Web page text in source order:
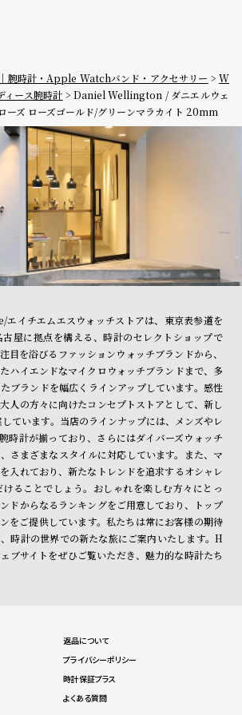
腕時計・Apple Watchバンド・アクセサリー
W
ース腕時計
Daniel Wellington / ダニエルウェ
ーズ ローズゴールド/グリーンマラカイト 20mm
イチエムエスウォッチストアは、東京表参道を
屋に拠点を構える、時計のセレクトショップで
目を浴びるファッションウォッチブランドから、
ハイエンドなマイクロウォッチブランドまで、多
ブランドを幅広くラインアップしています。感性
人の方々に向けたコンセプトストアとして、新し
ています。当店のラインナップには、メンズやレ
時計が揃っており、さらにはダイバーズウォッチ
さまざまなスタイルに対応しています。また、マ
入れており、新たなトレンドを追求するオシャレ
ることでしょう。おしゃれを楽しむ方々にとっ
ドからなるランキングをご用意しており、トップ
をご提供しています。私たちは常にお客様の期待
時計の世界での新たな旅にご案内いたします。H
ブサイトをぜひご覧いただき、魅力的な時計たち
返品について
プライバシーポリシー
時計保証プラス
よくある質問